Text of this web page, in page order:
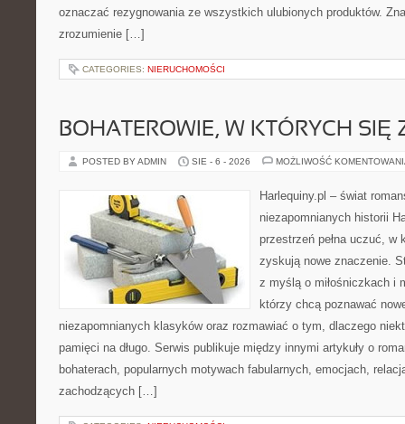
oznaczać rezygnowania ze wszystkich ulubionych produktów.
zrozumienie […]
CATEGORIES: NIERUCHOMOŚCI
BOHATEROWIE, W KTÓRYCH SIĘ
POSTED BY ADMIN SIE - 6 - 2026 MOŻLIWOŚĆ
Harlequiny.pl – świat
niezapomnianych historii
przestrzeń pełna uczuć, w
zyskują nowe znaczenie.
z myślą o miłośniczkach i
którzy chcą poznawać
niezapomnianych klasyków oraz rozmawiać o tym, dlaczego
pamięci na długo. Serwis publikuje między innymi artykuły o
bohaterach, popularnych motywach fabularnych, emocjach,
zachodzących […]